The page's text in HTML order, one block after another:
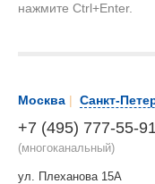
нажмите Ctrl+Enter.
Москва | Санкт-
+7 (495) 777-55-
(многоканальный)
ул. Плеханова 15А